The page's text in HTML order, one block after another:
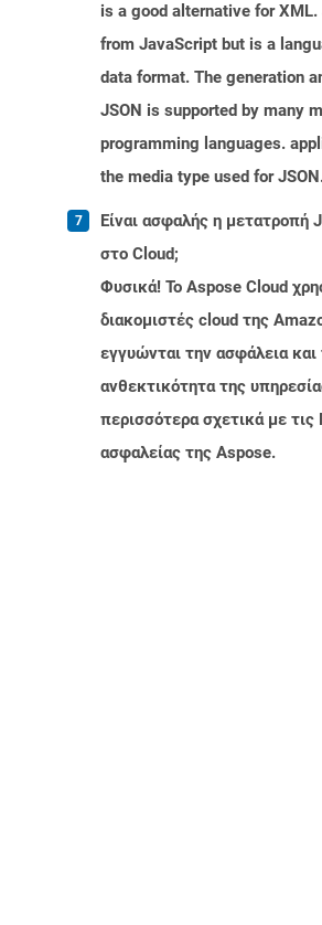
is a good alternative for
from JavaScript but is a
data format. The generation
JSON is supported by many
programming languages.
the media type used for
Είναι ασφαλής η μετατροπή
στο Cloud;
Φυσικά! Το Aspose Cloud
διακομιστές cloud της
εγγυώνται την ασφάλεια και
ανθεκτικότητα της
περισσότερα σχετικά με τις
ασφαλείας της Aspose.